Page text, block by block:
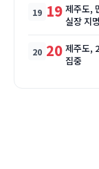
19 제주도,
실장 지명
20 제주도,
집중